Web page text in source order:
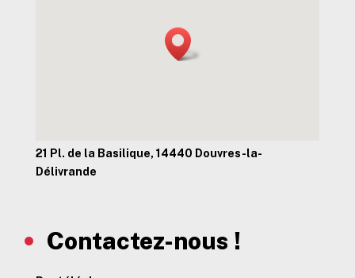
21 Pl. de la Basilique, 14440 Douvres-la-
Délivrande
Contactez-nous !